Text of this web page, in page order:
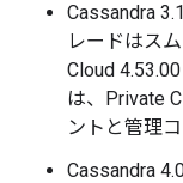
Cassandra
レードはス
Cloud
は、Private
ントと管理
Cassandra